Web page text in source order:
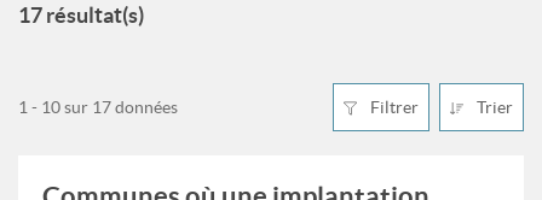
17 résultat(s)
Filtrer Trier
1 - 10 sur 17 données